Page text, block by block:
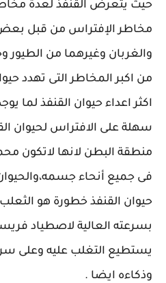
حيث يتعرض القنفذ لعدة
مخاطر الإفتراس من قبل
والغربان وغيرهما من الطيور
من اكبر المخاطر التى تهدد
اكثر اعداء حيوان القنفذ لما
سهلة على الافتراس لحيوان
منطقة البطن لانها لاتكون
فى جميع أنحاء
حيوان القنفذ خطورة هو
بسرعته العالية لاصطياد
يستطيع التغلب عليه وعلى
وذكاءه ايضا .